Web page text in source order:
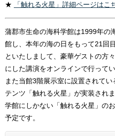
★ 「触れる火星」詳細ページはこ
蒲郡市生命の海科学館は1999年の
館し、本年の海の日をもって21回
といたしまして、豪華ゲストの方
にした講演をオンラインで行ってい
また当館3階展示室に設置されて
テンツ「触れる火星」が実装され
学館にしかない「触れる火星」の
予定です。